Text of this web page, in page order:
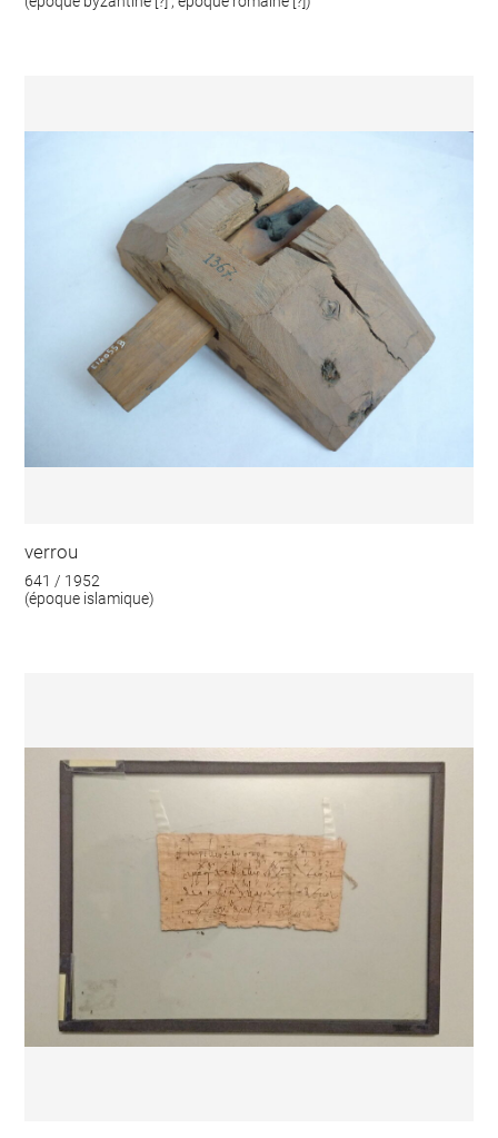
verrou
641 / 1952
(époque islamique)